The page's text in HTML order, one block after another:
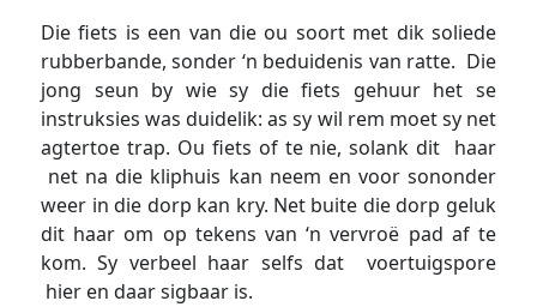
Die fiets is een van die ou soort met dik soliede
rubberbande, sonder ‘n beduidenis van ratte. Die
jong seun by wie sy die fiets gehuur het se
instruksies was duidelik: as sy wil rem moet sy net
agtertoe trap. Ou fiets of te nie, solank dit haar
net na die kliphuis kan neem en voor sononder
weer in die dorp kan kry. Net buite die dorp geluk
dit haar om op tekens van ‘n vervroë pad af te
kom. Sy verbeel haar selfs dat voertuigspore
hier en daar sigbaar is.